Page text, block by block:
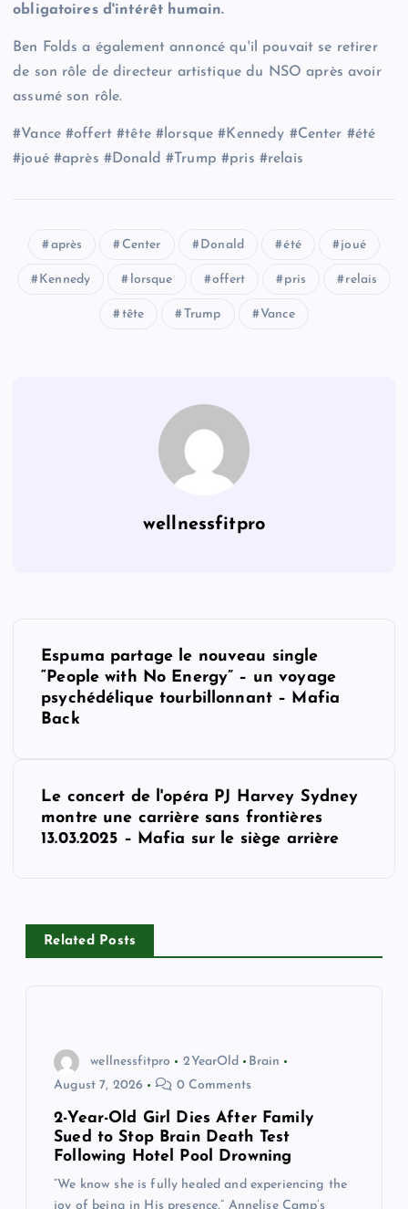
obligatoires d'intérêt humain.
Ben Folds a également annoncé qu'il pouvait se retirer
de son rôle de directeur artistique du NSO après avoir
assumé son rôle.
#Vance #offert #tête #lorsque #Kennedy #Center #été
#joué #après #Donald #Trump #pris #relais
après Center Donald été joué
Kennedy lorsque offert pris relais
tête Trump Vance
wellnessfitpro
Espuma partage le nouveau single
“People with No Energy” – un voyage
psychédélique tourbillonnant – Mafia
Back
Le concert de l'opéra PJ Harvey Sydney
montre une carrière sans frontières
13.03.2025 – Mafia sur le siège arrière
Related Posts
wellnessfitpro 2YearOld
Brain
August 7, 2026
0 Comments
2-Year-Old Girl Dies After Family
Sued to Stop Brain Death Test
Following Hotel Pool Drowning
“We know she is fully healed and experiencing the
joy of being in His presence,” Annelise Camp’s